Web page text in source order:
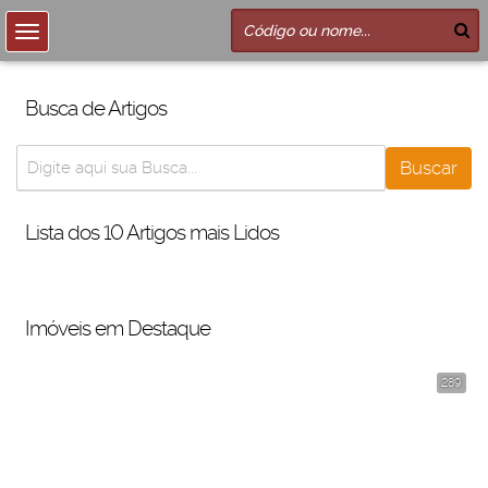
Busca de Artigos
Lista dos 10 Artigos mais Lidos
Imóveis em Destaque
289